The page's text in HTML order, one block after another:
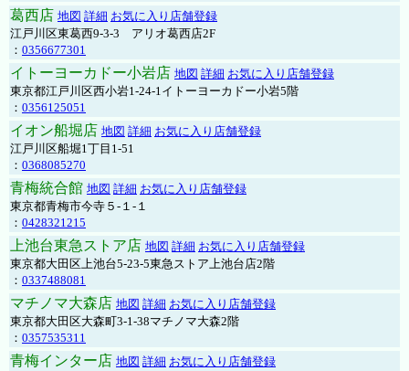
葛西店 地図 詳細 お気に入り店舗登録
江戸川区東葛西9-3-3 アリオ葛西店2F
： 0356677301
イトーヨーカドー小岩店 地図 詳細 お気に入り店舗登録
東京都江戸川区西小岩1-24-1イトーヨーカドー小岩5階
： 0356125051
イオン船堀店 地図 詳細 お気に入り店舗登録
江戸川区船堀1丁目1-51
： 0368085270
青梅統合館 地図 詳細 お気に入り店舗登録
東京都青梅市今寺５-１-１
： 0428321215
上池台東急ストア店 地図 詳細 お気に入り店舗登録
東京都大田区上池台5-23-5東急ストア上池台店2階
： 0337488081
マチノマ大森店 地図 詳細 お気に入り店舗登録
東京都大田区大森町3-1-38マチノマ大森2階
： 0357535311
青梅インター店 地図 詳細 お気に入り店舗登録